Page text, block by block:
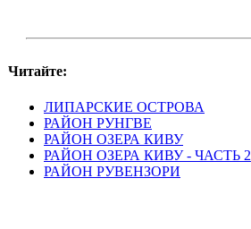
Читайте:
ЛИПАРСКИЕ ОСТРОВА
РАЙОН РУНГВЕ
РАЙОН ОЗЕРА КИВУ
РАЙОН ОЗЕРА КИВУ - ЧАСТЬ 2
РАЙОН РУВЕНЗОРИ